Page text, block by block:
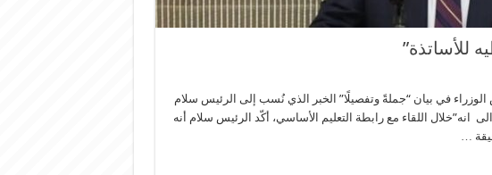
للأساتذة”
في بيان “جملةً وتفصيلًا” الخبر الذي نُسب إلى الرئيس سلام
انه”خلال اللقاء مع رابطة التعليم الأساسي، أكّد الرئيس سلام أنه
…